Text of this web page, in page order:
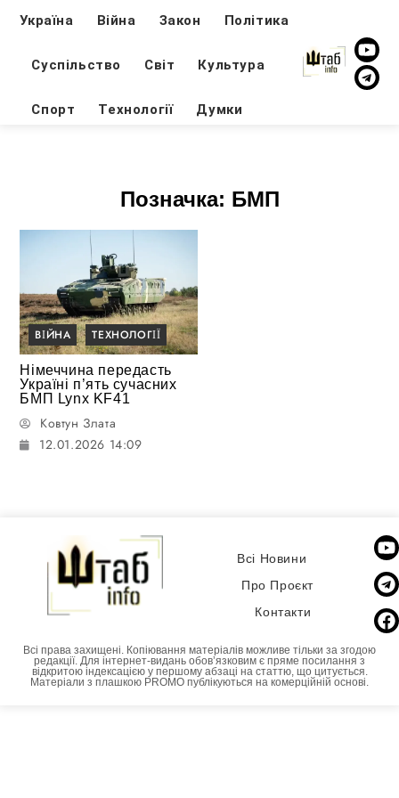
Україна Війна Закон Політика
Суспільство Світ Культура
Спорт Технології Думки
Позначка: БМП
ВІЙНА ТЕХНОЛОГІЇ
Німеччина передасть
Україні п’ять сучасних
БМП Lynx KF41
Ковтун Злата
12.01.2026 14:09
Всі Новини
Про Проєкт
Контакти
Всі права захищені. Копіювання матеріалів можливе тільки за згодою
редакції. Для інтернет-видань обовʼязковим є пряме посилання з
відкритою індексацією у першому абзаці на статтю, що цитується.
Матеріали з плашкою PROMO публікуються на комерційній основі.